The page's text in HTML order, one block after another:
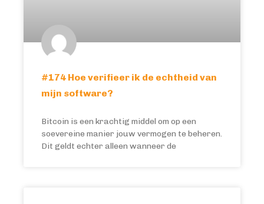
#174 Hoe verifieer ik de echtheid van
mijn software?
Bitcoin is een krachtig middel om op een
soevereine manier jouw vermogen te beheren.
Dit geldt echter alleen wanneer de